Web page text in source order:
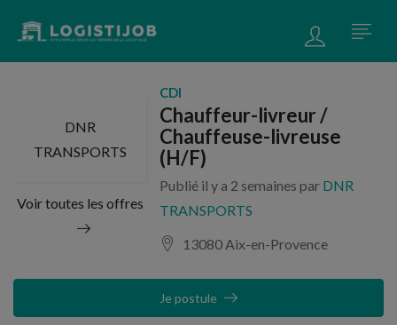
DNR
TRANSPORTS
Voir toutes les offres
CDI
Chauffeur-livreur /
Chauffeuse-livreuse
(H/F)
Publié il y a 2 semaines par DNR
TRANSPORTS
13080 Aix-en-Provence
Je postule